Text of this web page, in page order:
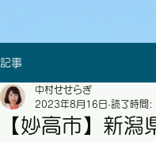
記事
【妙高市】新潟
中村せせらぎ
2023年8月16日 読了時間: